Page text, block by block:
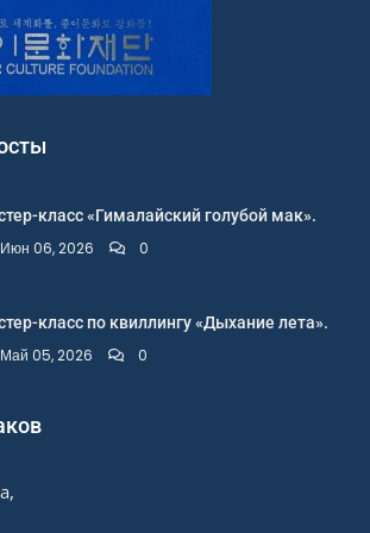
класс «Гималайский голубой мак».
Июн 06, 2026 0
класс по квиллингу «Дыхание лета».
Май 05, 2026 0